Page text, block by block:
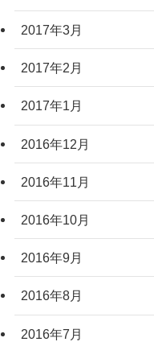
2017年3月
2017年2月
2017年1月
2016年12月
2016年11月
2016年10月
2016年9月
2016年8月
2016年7月